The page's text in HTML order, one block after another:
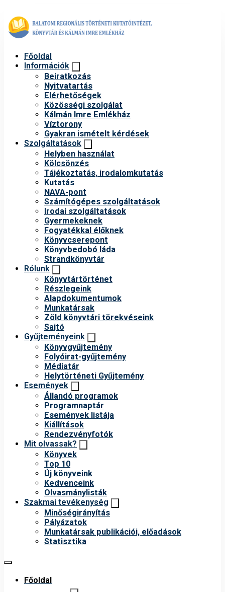
Főoldal
Információk
Beiratkozás
Nyitvatartás
Elérhetőségek
Közösségi szolgálat
Kálmán Imre Emlékház
Víztorony
Gyakran ismételt kérdések
Szolgáltatások
Helyben használat
Kölcsönzés
Tájékoztatás, irodalomkutatás
Kutatás
NAVA-pont
Számítógépes szolgáltatások
Irodai szolgáltatások
Gyermekeknek
Fogyatékkal élőknek
Könyvcserepont
Könyvbedobó láda
Strandkönyvtár
Rólunk
Könyvtártörténet
Részlegeink
Alapdokumentumok
Munkatársak
Zöld könyvtári törekvéseink
Sajtó
Gyűjteményeink
Könyvgyűjtemény
Folyóirat-gyűjtemény
Médiatár
Helytörténeti Gyűjtemény
Események
Állandó programok
Programnaptár
Események listája
Kiállítások
Rendezvényfotók
Mit olvassak?
Könyvek
Top 10
Új könyveink
Kedvenceink
Olvasmánylisták
Szakmai tevékenység
Minőségirányítás
Pályázatok
Munkatársak publikációi, előadások
Statisztika
Főoldal